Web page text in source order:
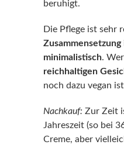
beruhigt.
Die Pflege ist sehr
minimalistisch.
reichhaltigen
noch dazu vegan
Nachkauf: Zur Zeit
Jahreszeit (so bei
Creme, aber